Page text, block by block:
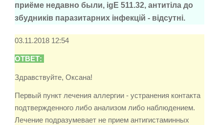
приёме недавно были, igE 511.32, антитіла до
збудників паразитарних інфекцій - відсутні.
03.11.2018 12:54
ОТВЕТ:
Здравствуйте, Оксана!
Первый пункт лечения аллергии - устранения контакта
подтвержденного либо анализом либо наблюдением.
Лечение подразумевает не прием антигистаминных